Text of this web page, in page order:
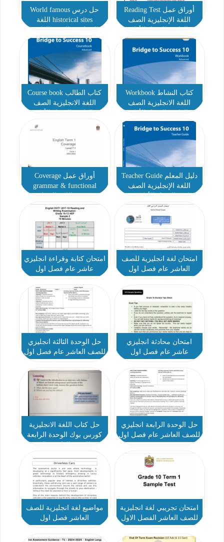
أوراق عمل Reading Test
اللغة الإنجليزية الصف
حل درس World famous
historical sites اللغة
كتاب النشاط Workbook
اللغة الانجليزية الصف
كتاب الطالب Course book
اللغة الانجليزية الصف
دليل المعلم Teacher Guide
اللغة الإنجليزية الصف
2023
أوراق عمل Coverage
grammar & functional
الصف العاشر الفصل الأول
2022-2023
امتحان لغة انجليزية للصف
العاشر عام فصل اول
امتحان كتابة وقراءة انجليزي
عاشر عام فصل اول
امتحان محادثة انجليزي
عاشر عام فصل اول
حل الوحدة الثالثة انجليزي
للصف العاشر عام فصل اول
حل الوحدة الرابعة انجليزي
للصف العاشر عام فصل اول
حل كتاب اللغة الانجليزية
كورس بوك الوحدة الرابعة
امتحان تجريبي لغة انجليزية
للصف العاشر الفصل الاول
مواضيع لغة انجليزية للصف
العاشر فصل اول